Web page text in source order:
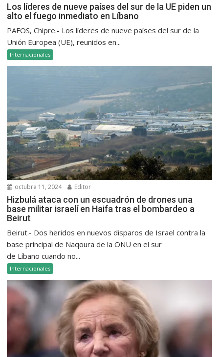
Los líderes de nueve países del sur de la UE piden un
alto el fuego inmediato en Líbano
PAFOS, Chipre.- Los líderes de nueve países del sur de la
Unión Europea (UE), reunidos en...
Internacionales
octubre 11, 2024 Editor
Hizbulá ataca con un escuadrón de drones una
base militar israelí en Haifa tras el bombardeo a
Beirut
Beirut.- Dos heridos en nuevos disparos de Israel contra la
base principal de Naqoura de la ONU en el sur
de Líbano cuando no...
Internacionales